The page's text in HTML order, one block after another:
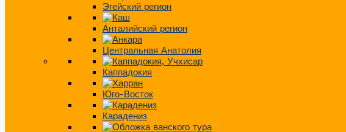
Эгейский регион
Анталийский регион
Центральная Анатолия
Каппадокия
Юго-Восток
Карадениз